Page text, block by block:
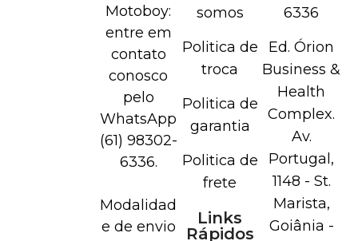
Motoboy:
entre em
contato
conosco
pelo
WhatsApp
(61) 98302-
6336.
Modalidad
e de envio
somos
Politica de
troca
Politica de
garantia
Politica de
frete
Links
Rápidos
6336
Ed. Órion
Business &
Health
Complex.
Av.
Portugal,
1148 - St.
Marista,
Goiânia -